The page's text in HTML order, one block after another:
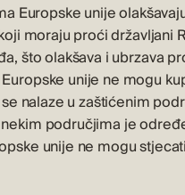
Europske unije
moraju proći državljani
što olakšava i ubrzava
unije ne mogu
nalaze u zaštićenim
područjima je
unije ne mogu